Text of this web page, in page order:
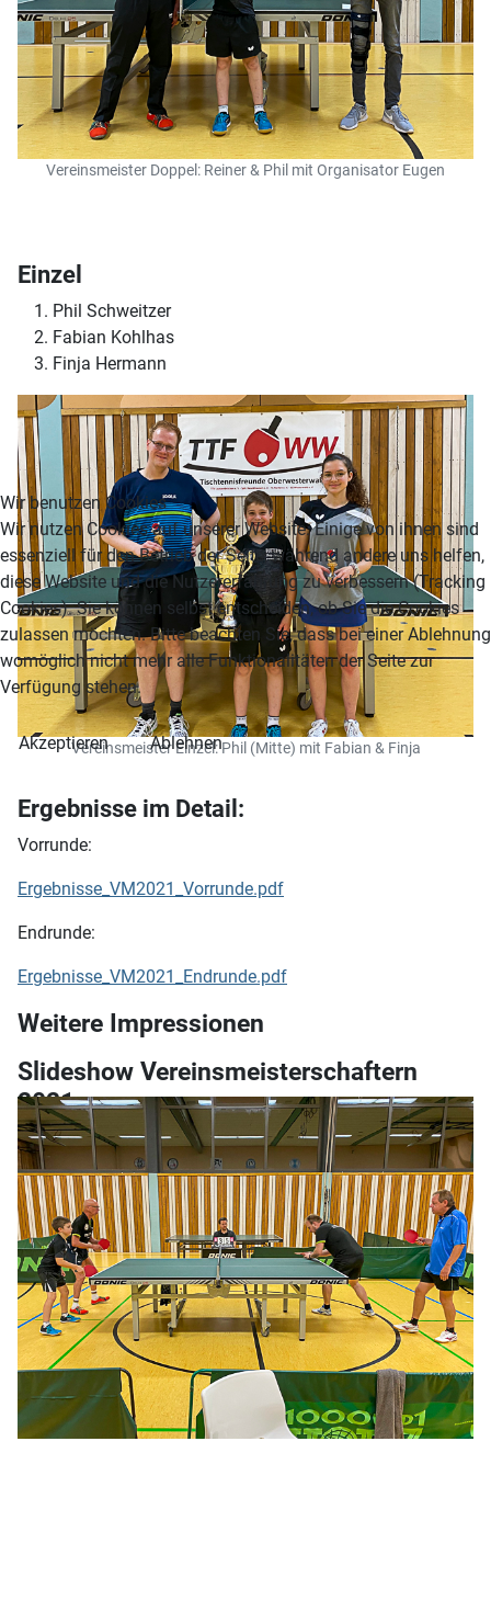
Vereinsmeister Doppel: Reiner & Phil mit Organisator Eugen
Einzel
Phil Schweitzer
Fabian Kohlhas
Finja Hermann
Vereinsmeister Einzel: Phil (Mitte) mit Fabian & Finja
Ergebnisse im Detail:
Vorrunde:
Ergebnisse_VM2021_Vorrunde.pdf
Endrunde:
Ergebnisse_VM2021_Endrunde.pdf
Weitere Impressionen
Slideshow Vereinsmeisterschaftern
2021
Wir benutzen Cookies
Wir nutzen Cookies auf unserer Website. Einige von ihnen sind
essenziell für den Betrieb der Seite, während andere uns helfen,
diese Website und die Nutzererfahrung zu verbessern (Tracking
Cookies). Sie können selbst entscheiden, ob Sie die Cookies
zulassen möchten. Bitte beachten Sie, dass bei einer Ablehnung
womöglich nicht mehr alle Funktionalitäten der Seite zur
Verfügung stehen.
Akzeptieren Ablehnen